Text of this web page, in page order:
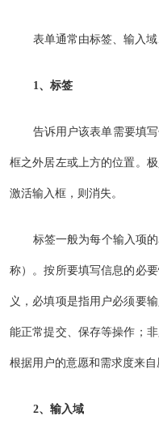
表单通常由标签、输入
1、标签
告诉用户该表单需要填
框之外居左或上方的位置。
激活输入框，则消失。
标签一般为每个输入项
称）。按所要填写信息的必
义，必填项是指用户必须要
能正常提交、保存等操作；
根据用户的意愿和需求度来自
2、输入域